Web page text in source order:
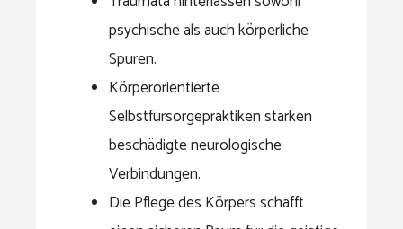
psychische als auch körperliche
Spuren.
Körperorientierte
Selbstfürsorgepraktiken stärken
beschädigte neurologische
Verbindungen.
Die Pflege des Körpers schafft